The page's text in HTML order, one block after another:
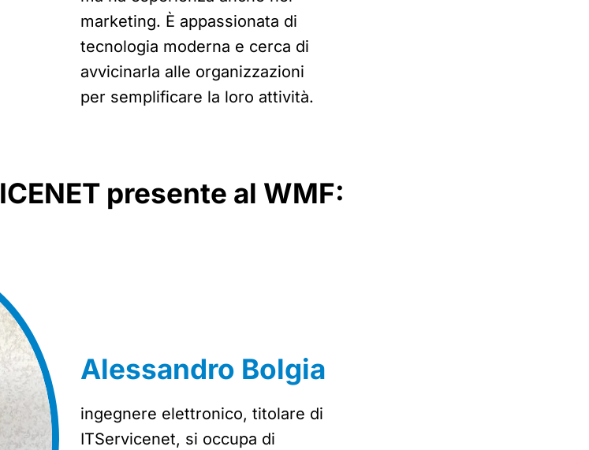
marketing. È appassionata di
tecnologia moderna e cerca di
avvicinarla alle organizzazioni
per semplificare la loro attività.
presente al WMF:
Alessandro Bolgia
ingegnere elettronico, titolare di
ITServicenet, si occupa di